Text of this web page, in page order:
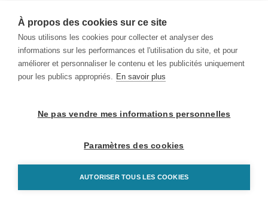
À propos des cookies sur ce site
Nous utilisons les cookies pour collecter et analyser des
informations sur les performances et l'utilisation du site, et pour
améliorer et personnaliser le contenu et les publicités uniquement
pour les publics appropriés. En savoir plus
Ne pas vendre mes informations personnelles
Paramètres des cookies
AUTORISER TOUS LES COOKIES